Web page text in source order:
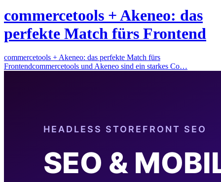
commercetools + Akeneo: das
perfekte Match fürs Frontend
commercetools + Akeneo: das perfekte Match fürs
Frontendcommercetools und Akeneo sind ein starkes Co…